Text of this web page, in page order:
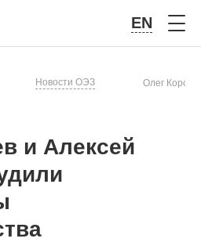
EN
Новости ОЭЗ Олег
и Алексей